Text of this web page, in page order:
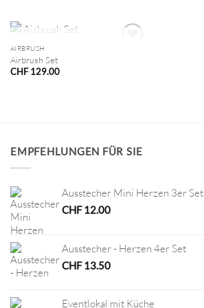
NICHT VORRÄTIG
AIRBRUSH
Airbrush Set
CHF129.00
EMPFEHLUNGEN FÜR SIE
Ausstecher Mini Herzen 3er Set
CHF12.00
Ausstecher - Herzen 4er Set
CHF13.50
Eventlokal mit Küche